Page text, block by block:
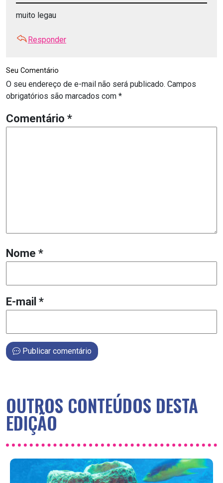
muito legau
Responder
Seu Comentário
O seu endereço de e-mail não será publicado. Campos
obrigatórios são marcados com *
Comentário *
Nome *
E-mail *
Publicar comentário
OUTROS CONTEÚDOS DESTA
EDIÇÃO